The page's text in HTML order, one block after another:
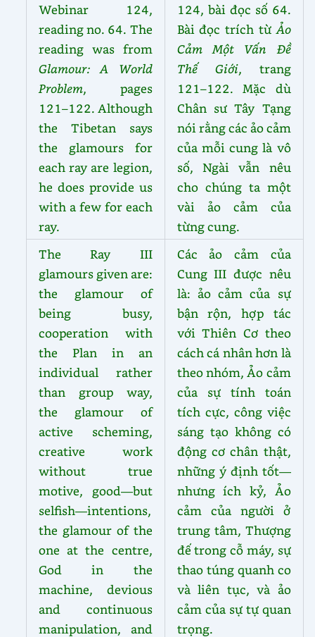
Webinar 124,
reading no. 64. The
reading was from
Glamour: A World
Problem, pages
121–122. Although
the Tibetan says
the glamours for
each ray are legion,
he does provide us
with a few for each
ray.
124, bài đọc số 64.
Bài đọc trích từ Ảo
Cảm Một Vấn Đề
Thế Giới, trang
121–122. Mặc dù
Chân sư Tây Tạng
nói rằng các ảo cảm
của mỗi cung là vô
số, Ngài vẫn nêu
cho chúng ta một
vài ảo cảm của
từng cung.
The Ray III
glamours given are:
the glamour of
being busy,
cooperation with
the Plan in an
individual rather
than group way,
the glamour of
active scheming,
creative work
without true
motive, good—but
selfish—intentions,
the glamour of the
one at the centre,
God in the
machine, devious
and continuous
manipulation, and
Các ảo cảm của
Cung III được nêu
là: ảo cảm của sự
bận rộn, hợp tác
với Thiên Cơ theo
cách cá nhân hơn là
theo nhóm, Ảo cảm
của sự tính toán
tích cực, công việc
sáng tạo không có
động cơ chân thật,
những ý định tốt—
nhưng ích kỷ, Ảo
cảm của người ở
trung tâm, Thượng
đế trong cỗ máy, sự
thao túng quanh co
và liên tục, và ảo
cảm của sự tự quan
trọng.